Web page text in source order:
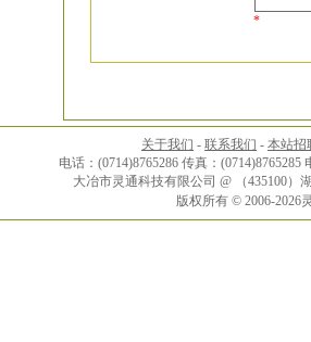
*
关于我们 - 联系我们 - 本站招
电话：(0714)8765286 传真：(0714)8765285
大冶市灵通科技有限公司 @ （435100
版权所有 © 2006-2026